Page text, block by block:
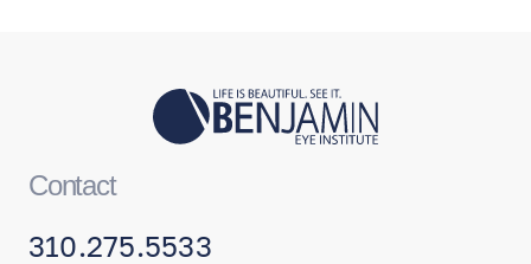
Contact
310.275.5533